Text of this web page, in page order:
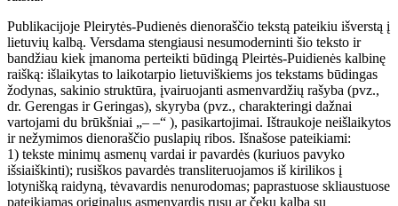
Publikacijoje Pleirytės-Pudienės dienoraščio tekstą pateikiu išverstą į
lietuvių kalbą. Versdama stengiausi nesumoderninti šio teksto ir
bandžiau kiek įmanoma perteikti būdingą Pleirtės-Puidienės kalbinę
raišką: išlaikytas to laikotarpio lietuviškiems jos tekstams būdingas
žodynas, sakinio struktūra, įvairuojanti asmenvardžių rašyba (pvz.,
dr. Gerengas ir Geringas), skyryba (pvz., charakteringi dažnai
vartojami du brūkšniai „– –“ ), pasikartojimai. Ištraukoje neišlaikytos
ir nežymimos dienoraščio puslapių ribos. Išnašose pateikiami:
1) tekste minimų asmenų vardai ir pavardės (kuriuos pavyko
išsiaiškinti); rusiškos pavardės transliteruojamos iš kirilikos į
lotynišką raidyną, tėvavardis nenurodomas; paprastuose skliaustuose
pateikiamas originalus asmenvardis rusų ar čekų kalba su